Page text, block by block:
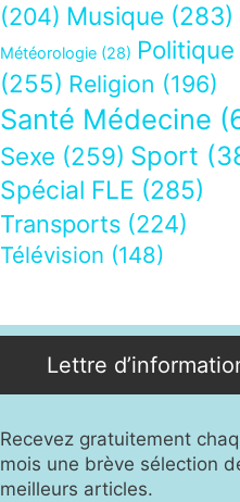
(204) Musique (283)
Météorologie (28) Politique
(255) Religion (196)
Santé Médecine
Sexe (259) Sport
Spécial FLE (285)
Transports (224)
Télévision (148)
Lettre
Recevez gratuitement
mois une brève sélection
meilleurs articles.